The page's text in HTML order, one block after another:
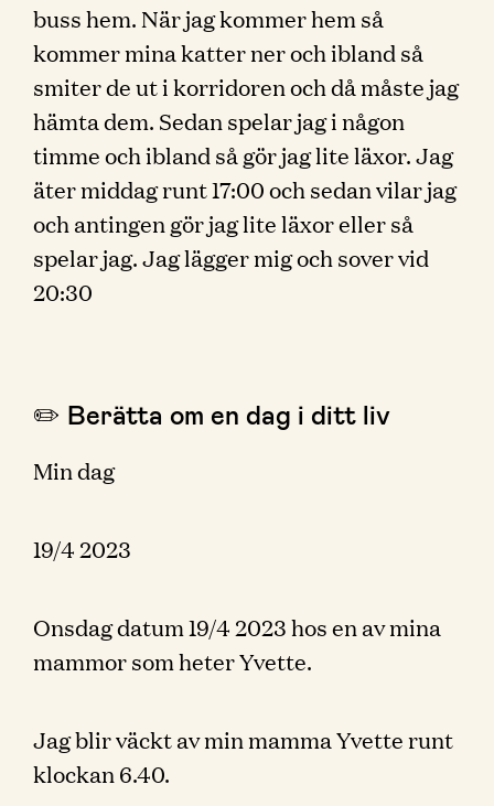
buss hem. När jag kommer hem så
kommer mina katter ner och ibland så
smiter de ut i korridoren och då måste jag
hämta dem. Sedan spelar jag i någon
timme och ibland så gör jag lite läxor. Jag
äter middag runt 17:00 och sedan vilar jag
och antingen gör jag lite läxor eller så
spelar jag. Jag lägger mig och sover vid
20:30
✏️ Berätta om en dag i ditt liv
Min dag
19/4 2023
Onsdag datum 19/4 2023 hos en av mina
mammor som heter Yvette.
Jag blir väckt av min mamma Yvette runt
klockan 6.40.